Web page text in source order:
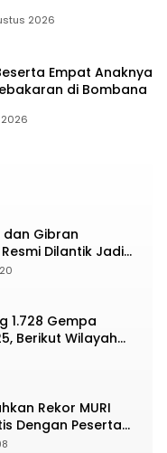
2026
Empat Anaknya
di Bombana
Gibran
Dilantik Jadi
RI
1.728 Gempa
Berikut Wilayah
Rekor MURI
Dengan Peserta